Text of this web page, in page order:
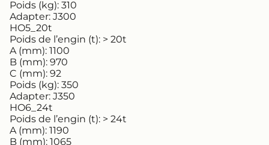
Poids (kg): 310
Adapter: J300
HO5_20t
Poids de l’engin (t): > 20t
A (mm): 1100
B (mm): 970
C (mm): 92
Poids (kg): 350
Adapter: J350
HO6_24t
Poids de l’engin (t): > 24t
A (mm): 1190
B (mm): 1065